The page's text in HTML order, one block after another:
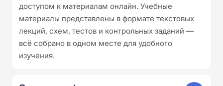
доступом к материалам онлайн. Учебные
материалы представлены в формате текстовых
лекций, схем, тестов и контрольных заданий —
всё собрано в одном месте для удобного
изучения.